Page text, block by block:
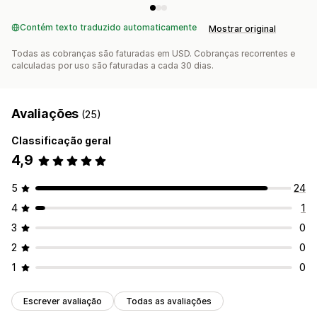
Páginas de rastreamento
Otimização das rotas
Contém texto traduzido automaticamente Mostrar original
Todas as cobranças são faturadas em USD. Cobranças recorrentes e
calculadas por uso são faturadas a cada 30 dias.
Avaliações (25)
Classificação geral
4,9
5
24
4
1
3
0
2
0
1
0
Escrever avaliação Todas as avaliações